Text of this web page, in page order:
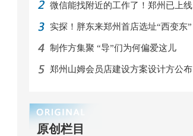
微信能找附近的工作了！郑州已上线
实探！胖东来郑州首店选址“西变东”
制作方集聚 “导”们为何偏爱这儿
郑州山姆会员店建设方案设计方公布
原创栏目